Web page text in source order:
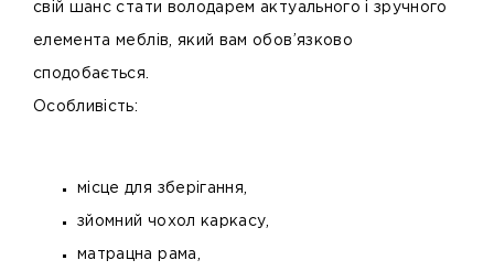
свій шанс стати володарем актуального і зручного
елемента меблів, який вам обов’язково
сподобається.
Особливість:
місце для зберігання,
зйомний чохол каркасу,
матрацна рама,